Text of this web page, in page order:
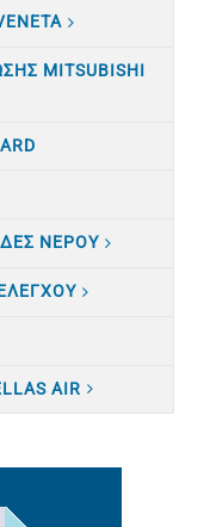
MITSUBISHI
ΝΕΡΟΥ
AIR